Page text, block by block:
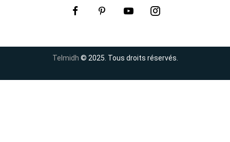
Telmidh © 2025. Tous droits réservés.